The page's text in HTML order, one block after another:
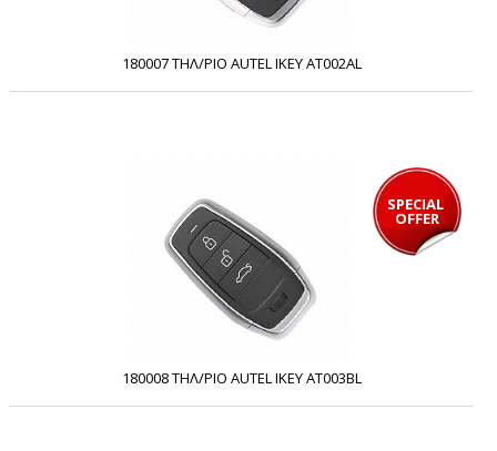
180007 ΤΗΛ/ΡΙΟ AUTEL IKEY AT002AL
SPECIAL
OFFER
180008 ΤΗΛ/ΡΙΟ AUTEL IKEY AT003BL